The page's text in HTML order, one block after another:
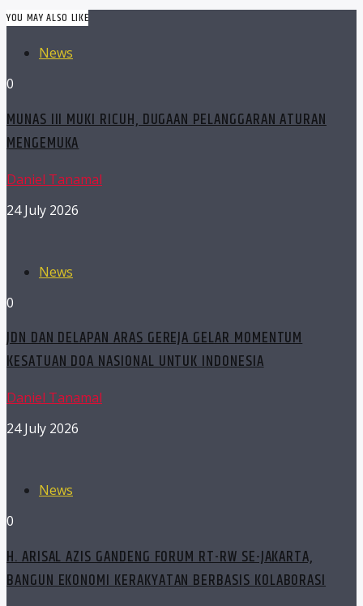
YOU MAY ALSO LIKE
News
0
MUNAS III MUKI RICUH, DUGAAN PELANGGARAN ATURAN
MENGEMUKA
Daniel Tanamal
24 July 2026
News
0
JDN DAN DELAPAN ARAS GEREJA GELAR MOMENTUM
KESATUAN DOA NASIONAL UNTUK INDONESIA
Daniel Tanamal
24 July 2026
News
0
H. ARISAL AZIS GANDENG FORUM RT-RW SE-JAKARTA,
BANGUN EKONOMI KERAKYATAN BERBASIS KOLABORASI